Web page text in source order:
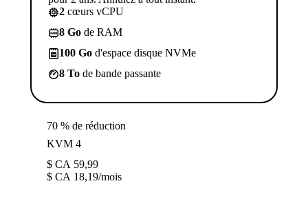
2 cœurs vCPU
8 Go de RAM
100 Go d'espace disque NVMe
8 To de bande passante
70 % de réduction
KVM 4
$ CA 59,99
$ CA 18,19/mois